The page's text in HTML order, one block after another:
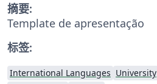
摘要:
Template de apresentação
标签:
International Languages University